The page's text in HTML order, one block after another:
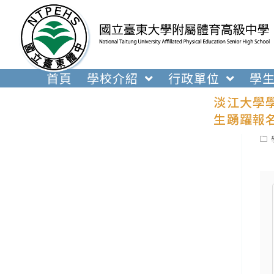
內
首頁 學校介紹 行政單位 學
淡江大學
生踴躍報